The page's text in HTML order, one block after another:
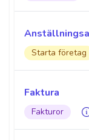
Starta företag
Faktura
Fakturor